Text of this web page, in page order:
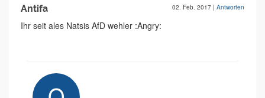
Antifa 02. Feb. 2017 | Antworten
Ihr seit ales Natsis AfD wehler :Angry: